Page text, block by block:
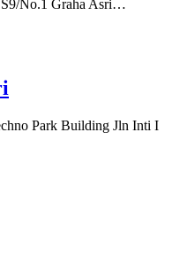
No.1 Graha Asri…
Park Building Jln Inti I